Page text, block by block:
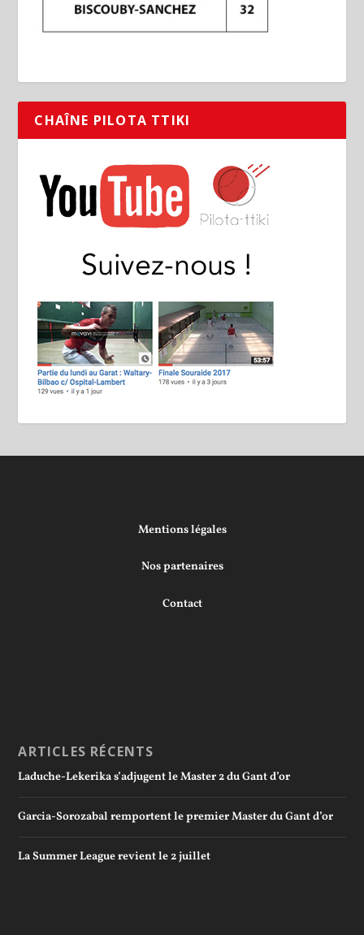
CHAÎNE PILOTA TTIKI
Mentions légales
Nos partenaires
Contact
ARTICLES RÉCENTS
Laduche-Lekerika s’adjugent le Master 2 du Gant d’or
Garcia-Sorozabal remportent le premier Master du Gant d’or
La Summer League revient le 2 juillet